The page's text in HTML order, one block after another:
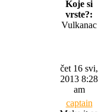
Koje si
vrste?:
Vulkanac
čet 16 svi,
2013 8:28
am
captain